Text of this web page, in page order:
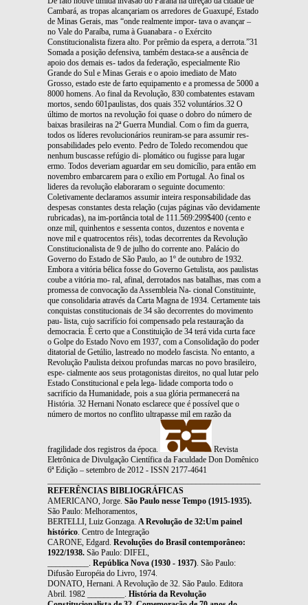
Cambará, as tropas alcançariam os arredores de Guaxupé, Estado
de Minas Gerais, mas “onde realmente impor- tava o avançar –
no Vale do Paraíba, ruma à Guanabara - o Exército
Constitucionalista fizera alto. Por prêmio da espera, a derrota.”31
Somada a posição defensiva, também destaca-se a ausência de
apoio dos demais es- tados da federação, especialmente Rio
Grande do Sul e Minas Gerais e o apoio imediato de Mato
Grosso, estado este de farto equipamento e a promessa de 5000 a
8000 homens. Ao final da Revolução, 830 combatentes estavam
mortos, sendo 601paulistas, dos quais 352 voluntários.32 O
último de mortos na revolução foi quase o dobro do número de
baixas brasileiras na 2ª Guerra Mundial. Com o fim da guerra,
todos os líderes revolucionários reuniram-se para assumir res-
ponsabilidades pelo evento. Pedro de Toledo recomendou que
nenhum buscasse refúgio di- plomático ou fugisse para lugar
ermo. Todos deveriam aguardar em seu domicílio, para então em
novembro embarcarem para o exílio em Portugal. Ao final os
lideres da revolução elaboraram o seguinte documento:
Coletivamente declaramos assumir inteira responsabilidade das
despesas constantes desta relação (cujas páginas vão devidamente
rubricadas), na im-portância total de 111.569:299$400 (cento e
onze mil, quinhentos e sessenta contos, duzentos e noventa e
nove mil e quatrocentos réis), todas decorrentes da Revolução
Constitucionalista de 9 de julho do corrente ano. Palácio do
Governo do Estado de São Paulo, ao 1º de outubro de 1932.
Embora a vitória bélica fosse do Governo Getulista, aos paulistas
coube a vitória mo- ral, afinal, derrotados nas batalhas, mas com a
promessa de convocação da Assembleia Na- cional Constituinte,
que consolidaria através da Carta Magna de 1934. Certamente tais
conquistas constitucionais de 34 são decorrentes do movimento
pau- lista, cujo sacrifício foi compensado pela restauração da
democracia. É certo que a Constituição de 34 terá vida curta face
o Golpe do Estado Novo em 1937, com a Consolidação do poder
ditatorial de Getúlio, lastreado no modelo fascista. No entanto, a
Revolução Paulista deixou profundas marcas no povo brasileiro,
espe- cialmente aos seus protagonistas direitos, no qual lutar pelo
Estado Constitucional e pela lega- lidade comporta todo o
sacrifício da Humanidade, pois a sua glória permanecerá na
História. 32 Hernani Nonato esclarece que é possível que o
número de mortos no conflito ultrapasse mil em razão da
fragilidade dos registros da época.
Revista
Eletrônica de Divulgação Científica da Faculdade Don Domênico
6ª Edição – setembro de 2012 - ISSN 2177-4641
REFERÊNCIAS BIBLIOGRÁFICAS
AMERICANO, Jorge. São Paulo nesse Tempo (1915-1935).
São Paulo: Melhoramentos,
BERTELLI, Luiz Gonzaga. A Revolução de 32:Um painel
histórico. Centro de Integração
CARONE, Edgard. Revoluções do Brasil contemporâneo:
1922/1938. São Paulo: DIFEL,
__________. República Nova (1930 - 1937). São Paulo:
Difusão Européia do Livro, 1974.
DONATO, Hernani. A Revolução de 32. São Paulo. Editora
Abril. 1982 _________. História da Revolução